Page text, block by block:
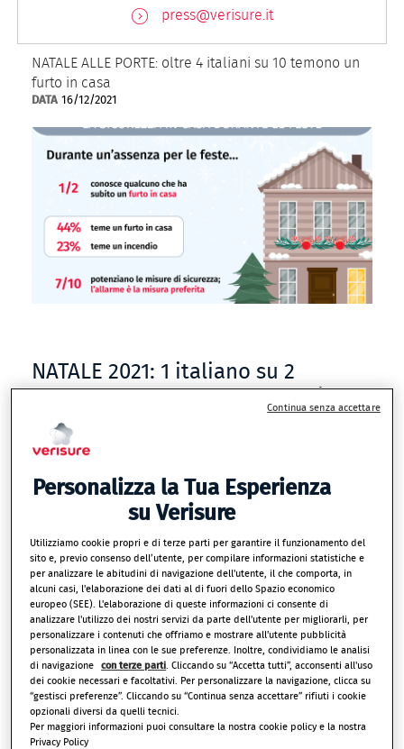
press@verisure.it
NATALE ALLE PORTE: oltre 4 italiani su 10 temono un
furto in casa
DATA 16/12/2021
NATALE 2021: 1 italiano su 2
un furto in casa
16 Dicembre 2021 - Per 4 italiani su 10 è davvero
probabile subire un furto in casa durante le festività.
Almeno 1 loro conoscente su 2 è già stato derubato
in questo periodo. 7 su 10, quindi, aumenteranno o
hanno già aumentato le proprie misure di sicurezza
in casa prima di partire.
In vista delle vacanze di Natale 2021, Verisure,
multinazionale di allarmi monitorati per case e
negozi, ha intervistato oltre 2500 italiani per sapere
come si stanno preparando alle partenze natalizie.
Il 14% degli intervistati ha raccontato di aver subito,
Personalizza la Tua Esperienza
su Verisure
Utilizziamo cookie propri e di terze parti per garantire il funzionamento del
sito e, previo consenso dell’utente, per compilare informazioni statistiche e
per analizzare le abitudini di navigazione dell'utente, il che comporta, in
alcuni casi, l'elaborazione dei dati al di fuori dello Spazio economico
europeo (SEE). L'elaborazione di queste informazioni ci consente di
analizzare l'utilizzo dei nostri servizi da parte dell'utente per migliorarli, per
personalizzare i contenuti che offriamo e mostrare all'utente pubblicità
personalizzata in linea con le sue preferenze. Inoltre, condividiamo le analisi
di navigazione
con terze parti . Cliccando su “Accetta tutti”, acconsenti all'uso
dei cookie necessari e facoltativi. Per personalizzare la navigazione, clicca su
“gestisci preferenze”. Cliccando su “Continua senza accettare” rifiuti i cookie
opzionali diversi da quelli tecnici.
Per maggiori informazioni puoi consultare la nostra cookie policy e la nostra
Privacy Policy
Continua senza accettare